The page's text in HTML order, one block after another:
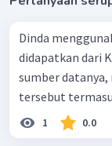
Dinda
didapatkan dari
sumber
tersebut
1 0.0